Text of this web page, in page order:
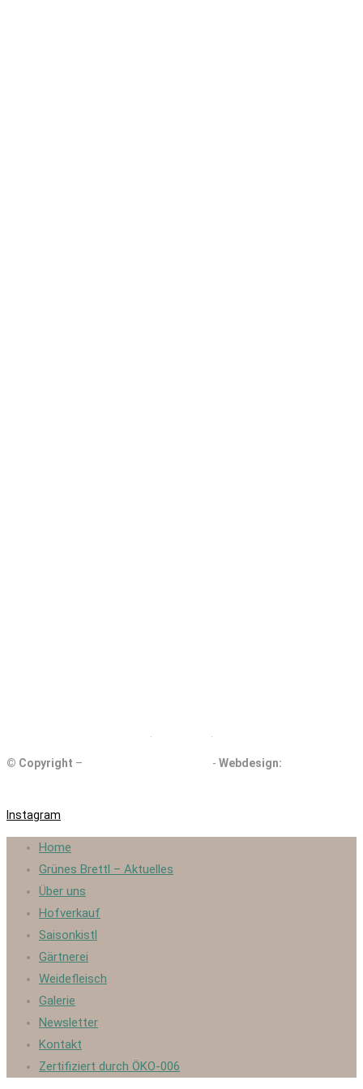
© Copyright – - Webdesign:
Instagram
Home
Grünes Brettl – Aktuelles
Über uns
Hofverkauf
Saisonkistl
Gärtnerei
Weidefleisch
Galerie
Newsletter
Kontakt
Zertifiziert durch ÖKO-006